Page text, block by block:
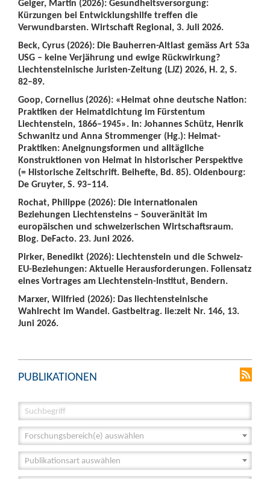
Geiger, Martin (2026): Gesundheitsversorgung:
Kürzungen bei Entwicklungshilfe treffen die
Verwundbarsten. Wirtschaft Regional, 3. Juli 2026.
Beck, Cyrus (2026): Die Bauherren-Altlast gemäss Art 53a
USG – keine Verjährung und ewige Rückwirkung?
Liechtensteinische Juristen-Zeitung (LJZ) 2026, H. 2, S.
82–89.
Goop, Cornelius (2026): «Heimat ohne deutsche Nation:
Praktiken der Heimatdichtung im Fürstentum
Liechtenstein, 1866–1945». In: Johannes Schütz, Henrik
Schwanitz und Anna Strommenger (Hg.): Heimat-
Praktiken: Aneignungsformen und alltägliche
Konstruktionen von Heimat in historischer Perspektive
(= Historische Zeitschrift. Beihefte, Bd. 85). Oldenbourg:
De Gruyter, S. 93–114.
Rochat, Philippe (2026): Die internationalen
Beziehungen Liechtensteins – Souveränität im
europäischen und schweizerischen Wirtschaftsraum.
Blog. DeFacto. 23. Juni 2026.
Pirker, Benedikt (2026): Liechtenstein und die Schweiz-
EU-Beziehungen: Aktuelle Herausforderungen. Foliensatz
eines Vortrages am Liechtenstein-Institut, Bendern.
Marxer, Wilfried (2026): Das liechtensteinische
Wahlrecht im Wandel. Gastbeitrag. lie:zeit Nr. 146, 13.
Juni 2026.
PUBLIKATIONEN
Forschungsbereich(e) auswählen
Publikationsart auswählen